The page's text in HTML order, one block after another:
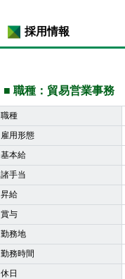
採用情報
■ 職種：貿易営業事務
職種
雇用形態
基本給
諸手当
昇給
賞与
勤務地
勤務時間
休日